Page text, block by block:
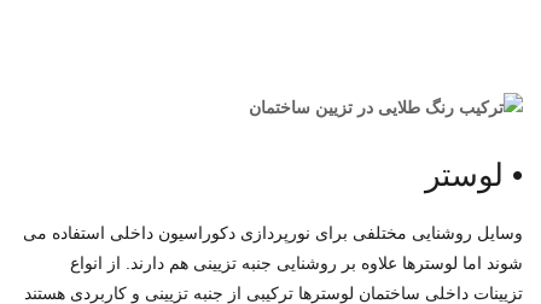
• لوستر
وسایل روشنایی مختلفی برای نورپردازی دکوراسیون داخلی استفاده می
شوند اما لوسترها علاوه بر روشنایی جنبه تزیینی هم دارند. از انواع
تزیینات داخلی ساختمان لوسترها ترکیبی از جنبه تزیینی و کاربردی هستند